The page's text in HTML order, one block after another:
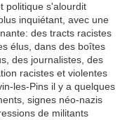
politique s'alourdit
inquiétant, avec une
des tracts racistes
élus, dans des boîtes
des journalistes, des
racistes et violentes
les-Pins il y a quelques
signes néo-nazis
de militants